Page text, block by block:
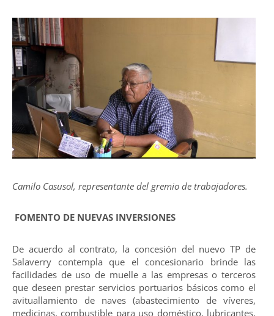
Camilo Casusol, representante del gremio de trabajadores.
FOMENTO DE NUEVAS INVERSIONES
De acuerdo al contrato, la concesión del nuevo TP de
Salaverry contempla que el concesionario brinde las
facilidades de uso de muelle a las empresas o terceros
que deseen prestar servicios portuarios básicos como el
avituallamiento de naves (abastecimiento de víveres,
medicinas, combustible para uso doméstico, lubricantes,